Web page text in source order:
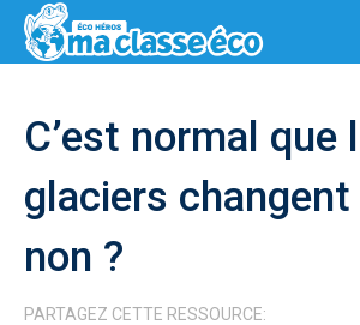
C’est normal que
glaciers
non ?
PARTAGEZ CETTE RESSOURCE: